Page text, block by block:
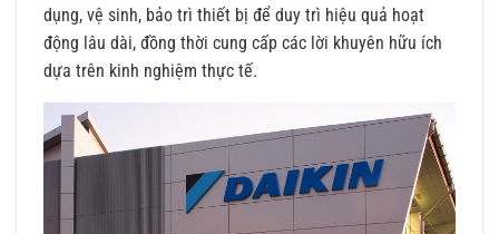
dụng, vệ sinh, bảo trì thiết bị để duy trì hiệu quả hoạt
động lâu dài, đồng thời cung cấp các lời khuyên hữu ích
dựa trên kinh nghiệm thực tế.